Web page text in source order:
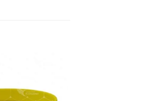
Añadir